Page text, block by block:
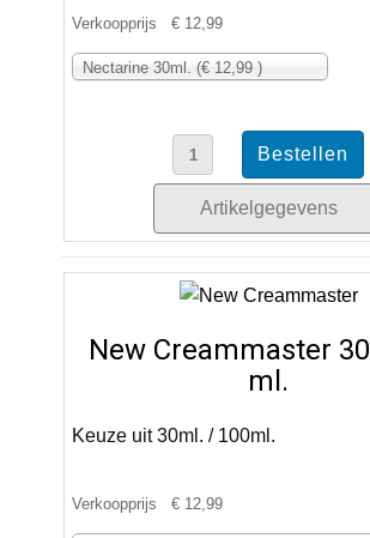
Verkoopprijs € 12,99
Nectarine 30ml. (€ 12,99 )
Artikelgegevens
New Creammaster 30
ml.
Keuze uit 30ml. / 100ml.
Verkoopprijs € 12,99